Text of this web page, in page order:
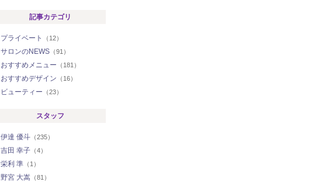
記事カテゴリ
プライベート （12）
サロンのNEWS （91）
おすすめメニュー （181）
おすすめデザイン （16）
ビューティー （23）
スタッフ
伊達 優斗 （235）
吉田 幸子 （4）
栄利 準 （1）
野宮 大嵩 （81）